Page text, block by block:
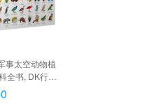
事太空动物植
全书, DK行星
行手册